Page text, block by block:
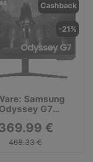
Cashback
-21%
Samsung
Odyssey G7
Monitor, 32 Zoll
€
468.33 €